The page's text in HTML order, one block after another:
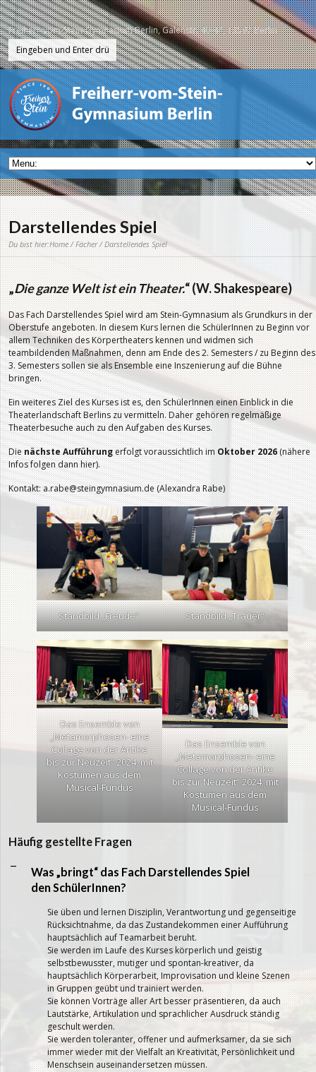
Freiherr-vom-Stein-Gymnasium Berlin, Galenstr. 40-44, 13597 Berlin
Darstellendes Spiel
Du bist hier:Home/Fächer/ Darstellendes Spiel
„Die ganze Welt ist ein Theater.“ (W. Shakespeare)
Das Fach Darstellendes Spiel wird am Stein-Gymnasium als Grundkurs in der
Oberstufe angeboten. In diesem Kurs lernen die SchülerInnen zu Beginn vor
allem Techniken des Körpertheaters kennen und widmen sich
teambildenden Maßnahmen, denn am Ende des 2. Semesters / zu Beginn des
3. Semesters sollen sie als Ensemble eine Inszenierung auf die Bühne
bringen.
Ein weiteres Ziel des Kurses ist es, den SchülerInnen einen Einblick in die
Theaterlandschaft Berlins zu vermitteln. Daher gehören regelmäßige
Theaterbesuche auch zu den Aufgaben des Kurses.
Dienächste Aufführungerfolgt voraussichtlich im Oktober 2026(nähere
Infos folgen dann hier).
Kontakt: a.rabe@steingymnasium.de (Alexandra Rabe)
Standbild „Freude“ Standbild „Trauer“
Das Ensemble von
„Metamorphosen- eine
Collage von der Antike
bis zur Neuzeit“ 2024; mit
Kostümen aus dem
Musical-Fundus
Das Ensemble von
„Metamorphosen- eine
Collage von der Antike
bis zur Neuzeit“ 2024; mit
Kostümen aus dem
Musical-Fundus
Häufig gestellte Fragen
A
Was „bringt“ das Fach Darstellendes Spiel
den SchülerInnen?
Sie üben und lernen Disziplin, Verantwortung und gegenseitige
Rücksichtnahme, da das Zustandekommen einer Aufführung
hauptsächlich auf Teamarbeit beruht.
Sie werden im Laufe des Kurses körperlich und geistig
selbstbewusster, mutiger und spontan-kreativer, da
hauptsächlich Körperarbeit, Improvisation und kleine Szenen
in Gruppen geübt und trainiert werden.
Sie können Vorträge aller Art besser präsentieren, da auch
Lautstärke, Artikulation und sprachlicher Ausdruck ständig
geschult werden.
Sie werden toleranter, offener und aufmerksamer, da sie sich
immer wieder mit der Vielfalt an Kreativität, Persönlichkeit und
Menschsein auseinandersetzen müssen.